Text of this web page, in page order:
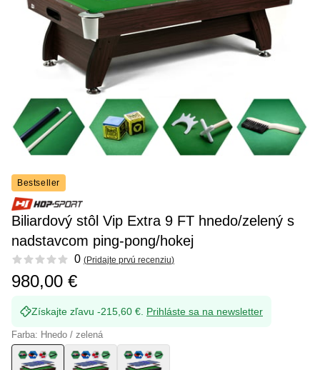
Bestseller
Biliardový stôl Vip Extra 9 FT hnedo/zelený s
nadstavcom ping-pong/hokej
Reviews 0 (Pridajte prvú recenziu)
980,00 €
Získajte zľavu -215,60 €. Prihláste sa na newsletter
Farba: Hnedo / zelená